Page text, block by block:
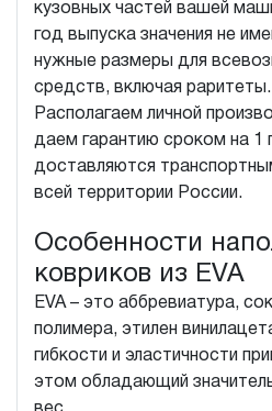
кузовных частей вашей
год выпуска значения не
нужные размеры для
средств, включая раритеты.
Располагаем личной
даем гарантию сроком на 1
доставляются
всей территории России.
Особенности
ковриков из EVA
EVA – это аббревиатура,
полимера, этилен
гибкости и эластичности
этом обладающий